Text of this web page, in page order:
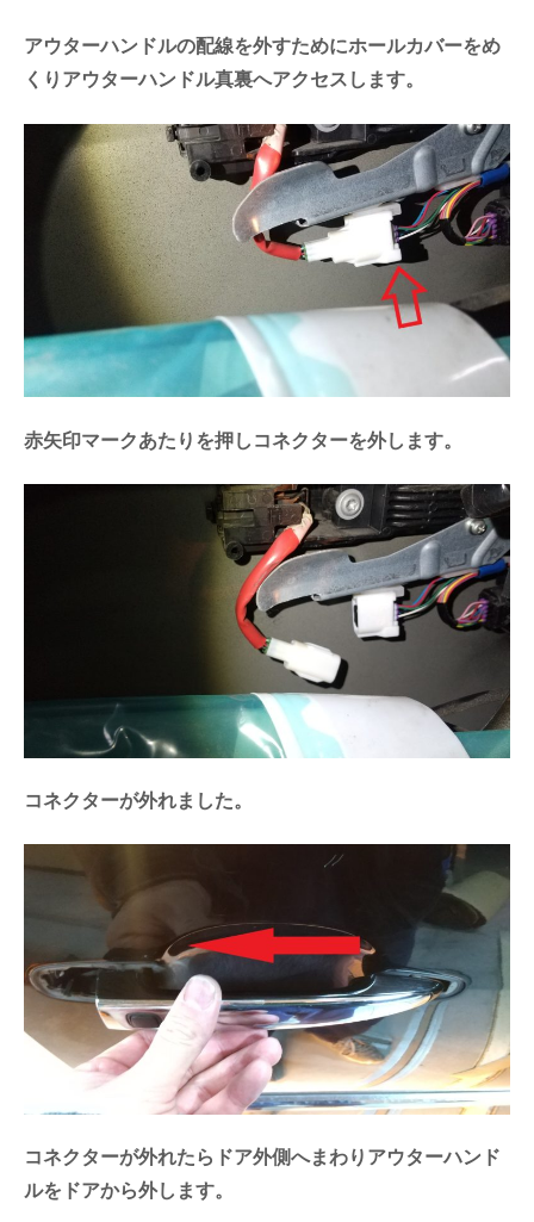
アウターハンドルの配線を外すためにホールカバーをめ
くりアウターハンドル真裏へアクセスします。
赤矢印マークあたりを押しコネクターを外します。
コネクターが外れました。
コネクターが外れたらドア外側へまわりアウターハンド
ルをドアから外します。